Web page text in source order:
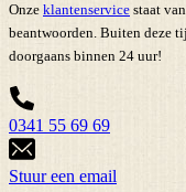
Onze klantenservice staat
beantwoorden. Buiten deze
doorgaans binnen 24 uur!
0341 55 69 69
Stuur een email